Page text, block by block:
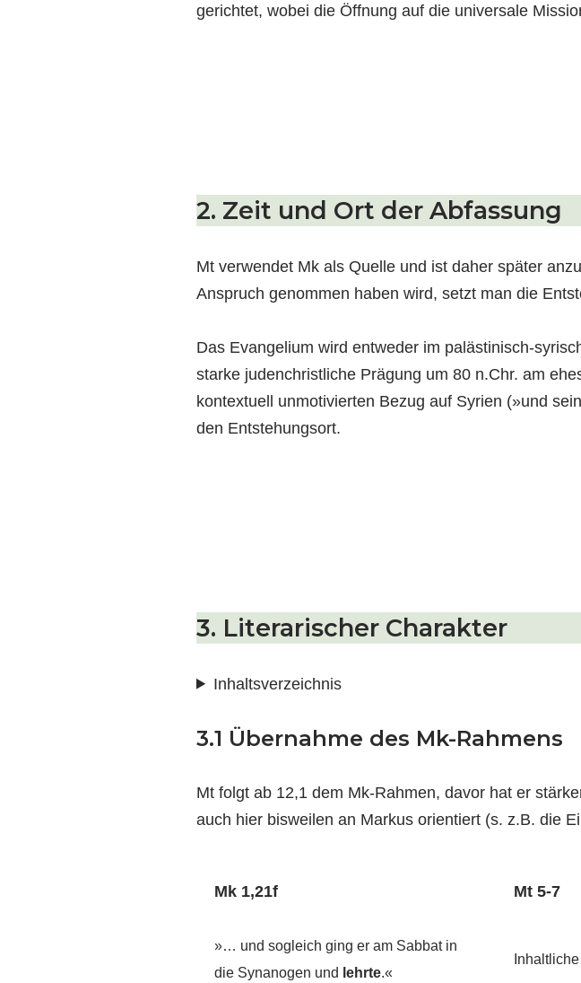
gerichtet, wobei die Öffnung auf die universale
2. Zeit und Ort der Abfassung
Mt verwendet Mk als Quelle und ist daher später
Anspruch genommen haben wird, setzt man die
Das Evangelium wird entweder im palästinisch-
starke judenchristliche Prägung um 80 n.Chr. am
kontextuell unmotivierten Bezug auf Syrien (»und
den Entstehungsort.
3. Literarischer Charakter
Inhaltsverzeichnis
3.1 Übernahme des Mk-Rahmens
Mt folgt ab 12,1 dem Mk-Rahmen, davor hat er
auch hier bisweilen an Markus orientiert (s. z.B. die
Mk 1,21f Mt 5-7
»… und sogleich ging er am Sabbat in
die Synanogen und lehrte.«